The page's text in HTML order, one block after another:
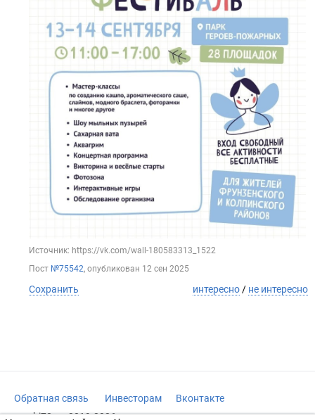
Источник: https://vk.com/wall-180583313_1522
Пост №75542, опубликован 12 сен 2025
Сохранить интересно / не интересно
Обратная связь Инвесторам
Вконтакте
vrachi78.ru, 2019-2026 гг.